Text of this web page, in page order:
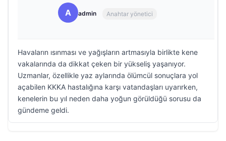
A admin Anahtar yönetici
Havaların ısınması ve yağışların artmasıyla birlikte kene
vakalarında da dikkat çeken bir yükseliş yaşanıyor.
Uzmanlar, özellikle yaz aylarında ölümcül sonuçlara yol
açabilen KKKA hastalığına karşı vatandaşları uyarırken,
kenelerin bu yıl neden daha yoğun görüldüğü sorusu da
gündeme geldi.